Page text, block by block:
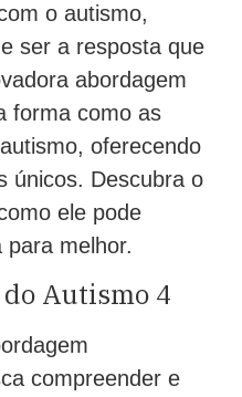
o autismo,
ser a resposta que
abordagem
forma como as
oferecendo
únicos. Descubra o
ele pode
melhor.
Autismo 4
compreender e